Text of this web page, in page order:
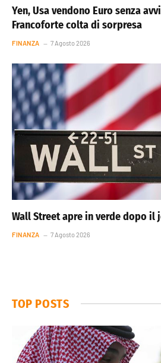
Yen, Usa vendono Euro senza
Francoforte colta di sorpresa
FINANZA 7 Agosto 2026
Wall Street apre in verde dopo
FINANZA 7 Agosto 2026
TOP POSTS